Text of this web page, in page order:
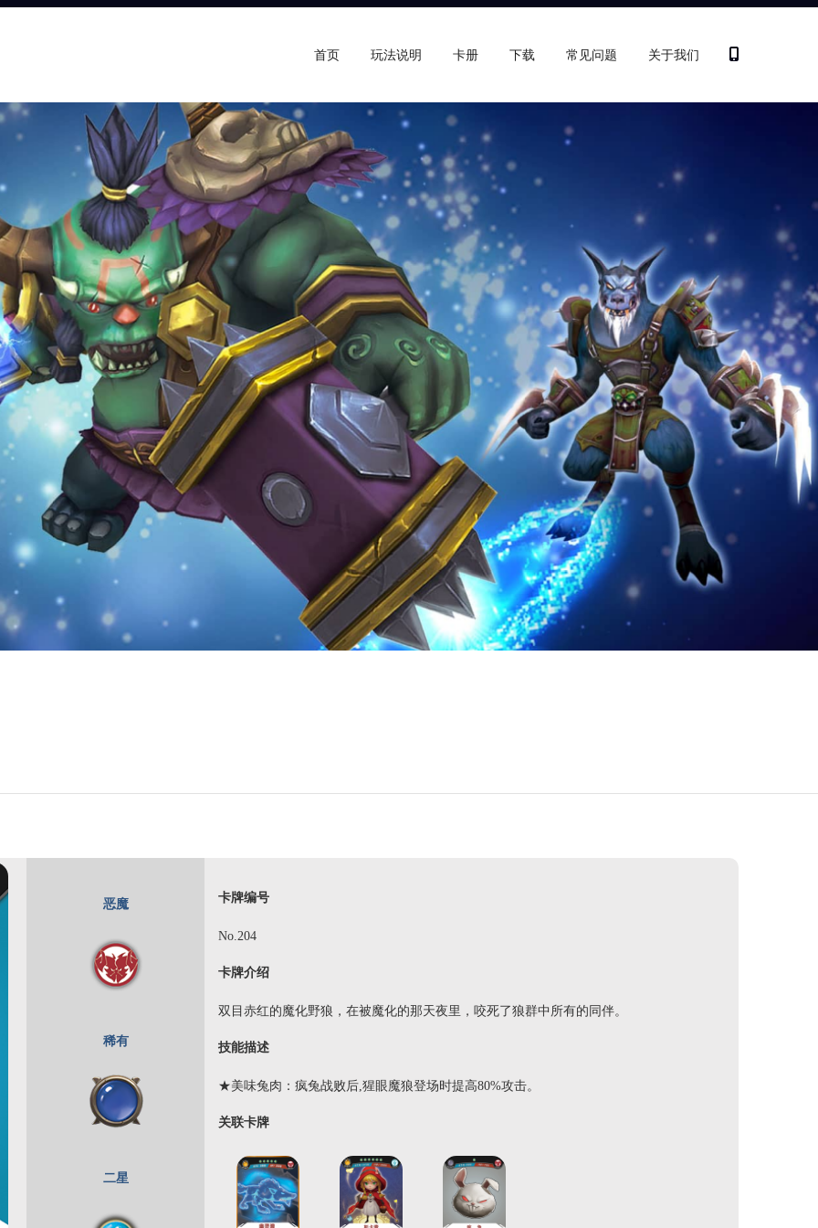
首页 玩法说明 卡册 下载 常见问题 关于我们
恶魔
稀有
二星
卡牌编号
No.204
卡牌介绍
双目赤红的魔化野狼，在被魔化的那天夜里，咬死了狼群中所有的同伴。
技能描述
★美味兔肉：疯兔战败后,猩眼魔狼登场时提高80%攻击。
关联卡牌